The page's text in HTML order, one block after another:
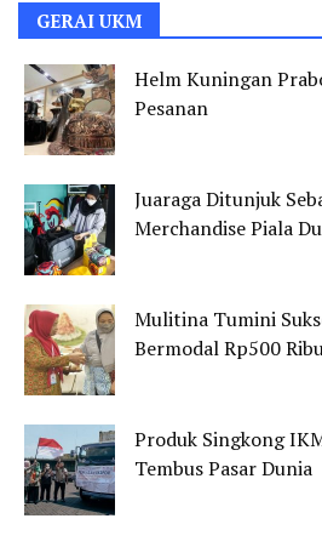
GERAI UKM
Helm Kuningan
Pesanan
Juaraga Ditunjuk
Merchandise Piala
Mulitina Tumini
Bermodal Rp500
Produk Singkong
Tembus Pasar Dunia